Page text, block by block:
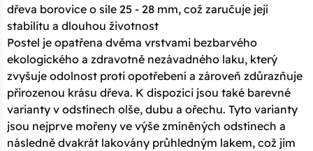
dřeva borovice o síle 25 - 28 mm, což zaručuje její
stabilitu a dlouhou životnost
Postel je opatřena dvěma vrstvami bezbarvého
ekologického a zdravotně nezávadného laku, který
zvyšuje odolnost proti opotřebení a zároveň zdůrazňuje
přirozenou krásu dřeva. K dispozici jsou také barevné
varianty v odstínech olše, dubu a ořechu. Tyto varianty
jsou nejprve mořeny ve výše zmíněných odstínech a
následně dvakrát lakovány průhledným lakem, což jim